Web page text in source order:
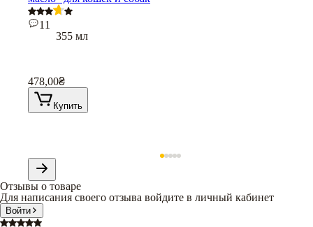
11
355 мл
478,00₴
Купить
Отзывы о товаре
Для написания своего отзыва войдите в личный кабинет
Войти